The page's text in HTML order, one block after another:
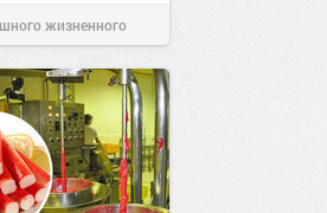
жизненного